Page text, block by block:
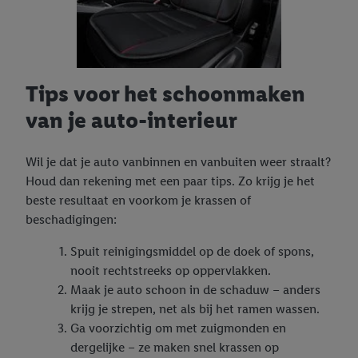
Tips voor het schoonmaken
van je auto-interieur
Wil je dat je auto vanbinnen en vanbuiten weer straalt?
Houd dan rekening met een paar tips. Zo krijg je het
beste resultaat en voorkom je krassen of
beschadigingen:
Spuit reinigingsmiddel op de doek of spons,
nooit rechtstreeks op oppervlakken.
Maak je auto schoon in de schaduw – anders
krijg je strepen, net als bij het ramen wassen.
Ga voorzichtig om met zuigmonden en
dergelijke – ze maken snel krassen op